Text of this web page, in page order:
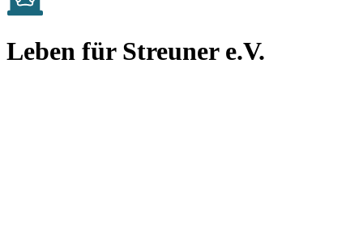
Leben für Streuner e.V.